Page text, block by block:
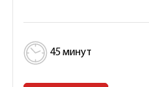
45 минут